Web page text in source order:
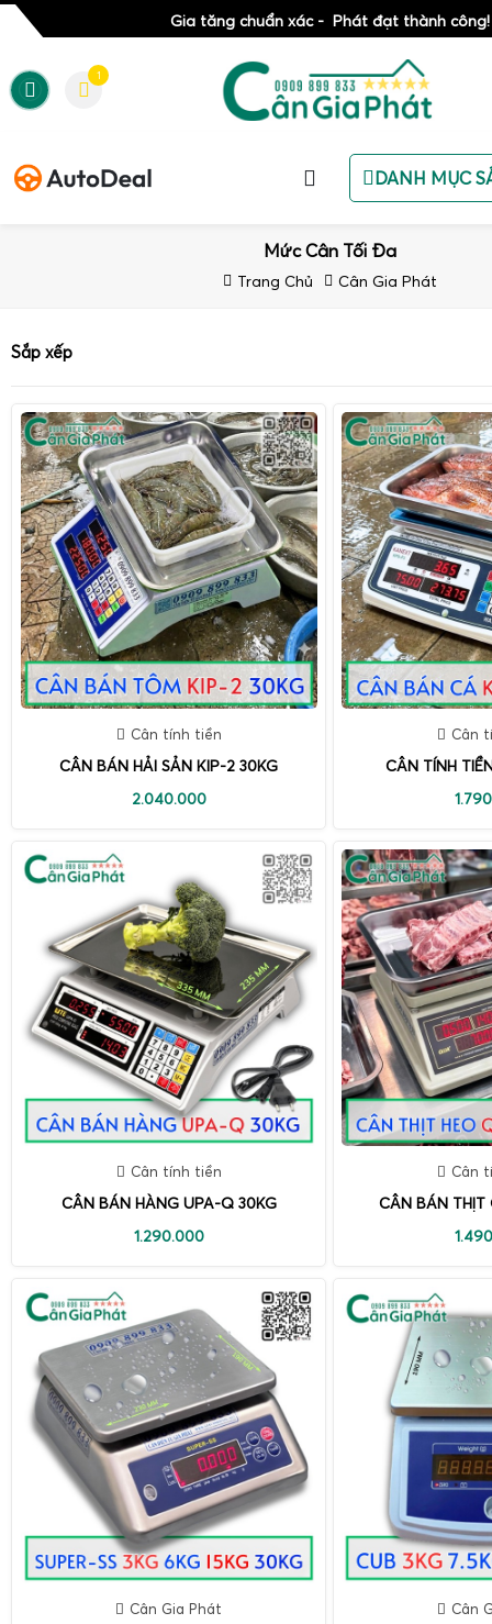
Gia tăng chuẩn xác - Phát đạt thành công!
1
DANH MỤC
Mức Cân Tối Đa
Trang Chủ Cân Gia Phát
Sắp xếp
Cân tính tiền
CÂN BÁN HẢI SẢN KIP-2 30KG
2.040.000
Cân
CÂN TÍNH
Cân tính tiền
CÂN BÁN HÀNG UPA-Q 30KG
1.290.000
Cân
CÂN BÁN
Cân Gia Phát Cân